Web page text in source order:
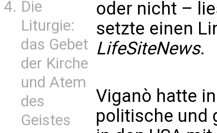
Die
Liturgie:
das Gebet
der Kirche
und Atem
des
Geistes
oder nicht –
setzte einen
LifeSiteNews.
Viganò hatte
politische und